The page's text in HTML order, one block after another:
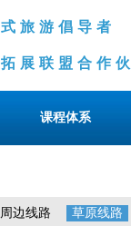
式旅游倡导
盟合作伙
课程体系
周边线路 草原线路